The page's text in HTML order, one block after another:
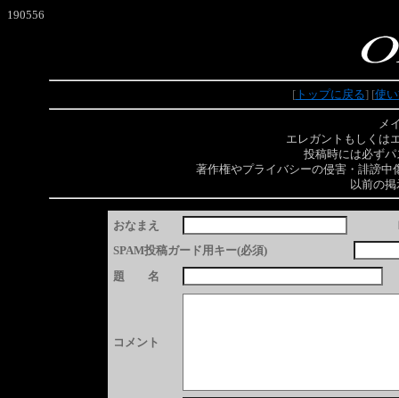
190556
[トップに戻る] [使
メ
エレガントもしくは
投稿時には必ず
著作権やプライバシーの侵害・誹謗
以前の
おなまえ
SPAM投稿ガード用キー(必須)
題 名
コメント